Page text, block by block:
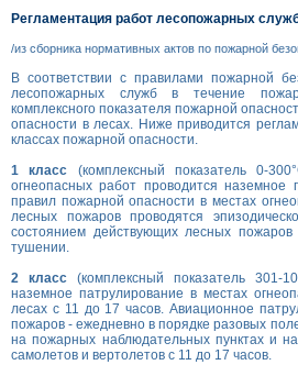
Регламентация работ лесопожарных
/из сборника нормативных актов по пожарной
В соответствии с правилами пожарной
лесопожарных служб в течение
комплексного показателя пожарной
опасности в лесах. Ниже приводится
классах пожарной опасности.
1 класс (комплексный показатель 0-
огнеопасных работ проводится
правил пожарной опасности в местах
лесных пожаров проводятся
состоянием действующих лесных
тушении.
2 класс(комплексный показатель 301-
наземное патрулирование в местах
лесах с 11 до 17 часов. Авиационное
пожаров - ежедневно в порядке разовых
на пожарных наблюдательных пунктах и
самолетов и вертолетов с 11 до 17 часов.